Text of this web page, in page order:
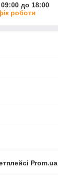
до 18:00
роботи
Prom.ua